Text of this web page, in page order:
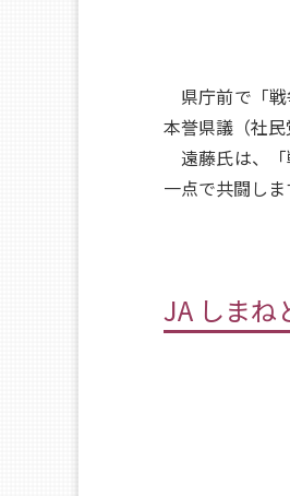
県庁前で「戦
本誉県議（社
遠藤氏は、「
一点で共闘しま
JA しまね